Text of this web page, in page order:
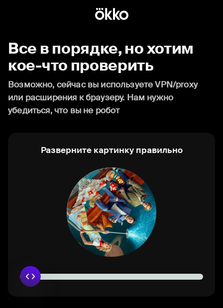
Все в порядке, но хотим
кое-что проверить
Возможно, сейчас вы используете VPN/proxy
или расширения к браузеру. Нам нужно
убедиться, что вы не робот
Разверните картинку правильно